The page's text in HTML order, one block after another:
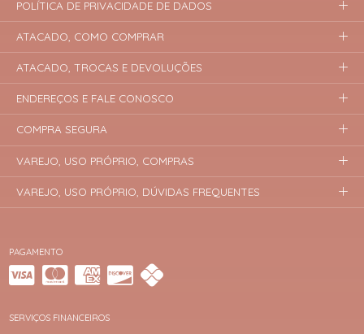
PAGAMENTO
SERVIÇOS FINANCEIROS
POLÍTICA DE PRIVACIDADE DE DADOS
ATACADO, COMO COMPRAR
ATACADO, TROCAS E DEVOLUÇÕES
ENDEREÇOS E FALE CONOSCO
COMPRA SEGURA
VAREJO, USO PRÓPRIO, COMPRAS
VAREJO, USO PRÓPRIO, DÚVIDAS FREQUENTES